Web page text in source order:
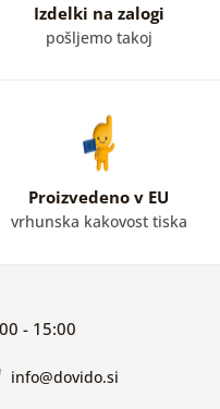
Izdelki na zalogi
pošljemo takoj
Proizvedeno v EU
vrhunska kakovost tiska
- 15:00
info@dovido.si